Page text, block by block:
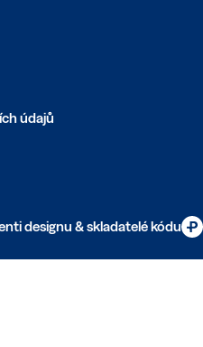
údajů
designu & skladatelé kódu